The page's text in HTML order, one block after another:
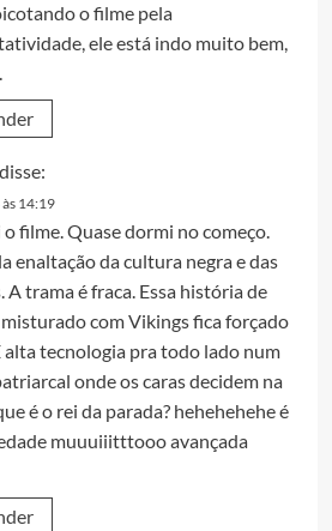
o filme pela
ele está indo muito bem,
disse:
14:19
filme. Quase dormi no começo.
enaltação da cultura negra e das
A trama é fraca. Essa história de
com Vikings fica forçado
alta tecnologia pra todo lado num
onde os caras decidem na
é o rei da parada? hehehehehe é
muuuiiitttooo avançada